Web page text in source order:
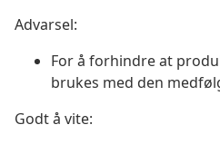
Advarsel:
For å forhindre at
brukes med den
Godt å vite: